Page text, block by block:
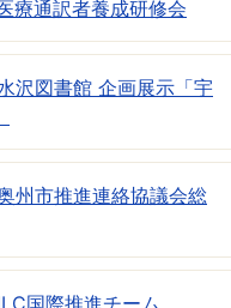
療通訳者養成研修会
沢図書館 企画展示「宇
州市推進連絡協議会総
国際推進チーム